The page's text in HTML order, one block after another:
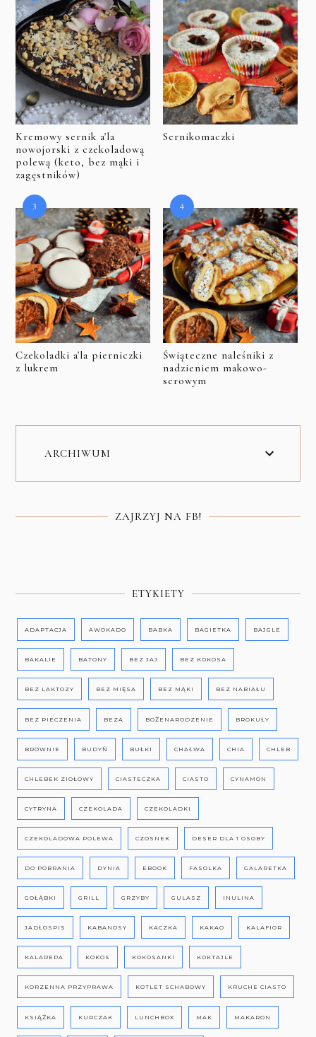
Kremowy sernik a'la
nowojorski z czekoladową
polewą (keto, bez mąki i
zagęstników)
Sernikomaczki
Czekoladki a'la pierniczki
z lukrem
Świąteczne naleśniki z
nadzieniem makowo-
serowym
ARCHIWUM
ZAJRZYJ NA FB!
ETYKIETY
ADAPTACJA AWOKADO BABKA BAGIETKA BAJGLE
BAKALIE BATONY BEZ JAJ BEZ KOKOSA
BEZ LAKTOZY BEZ MIĘSA BEZ MĄKI BEZ NABIAŁU
BEZ PIECZENIA BEZA BOŻENARODZENIE BROKUŁY
BROWNIE BUDYŃ BUŁKI CHAŁWA CHIA CHLEB
CHLEBEK ZIOŁOWY CIASTECZKA CIASTO CYNAMON
CYTRYNA CZEKOLADA CZEKOLADKI
CZEKOLADOWA POLEWA CZOSNEK DESER DLA 1 OSOBY
DO POBRANIA DYNIA EBOOK FASOLKA GALARETKA
GOŁĄBKI GRILL GRZYBY GULASZ INULINA
JADŁOSPIS KABANOSY KACZKA KAKAO KALAFIOR
KALAREPA KOKOS KOKOSANKI KOKTAJLE
KORZENNA PRZYPRAWA KOTLET SCHABOWY KRUCHE CIASTO
KSIĄŻKA KURCZAK LUNCHBOX MAK MAKARON